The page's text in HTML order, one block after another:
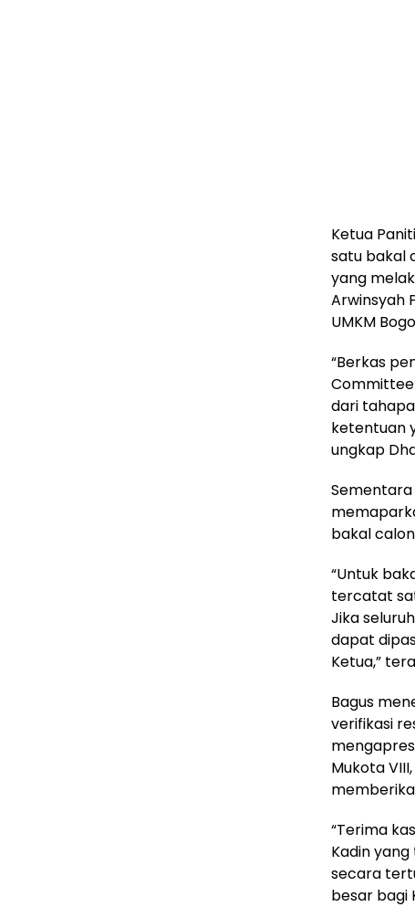
Ketua
satu bakal
yang
Arwinsyah
UMKM
“Berkas
Committee
dari
ketentuan
ungkap
Sementara
bakal
“Untuk
tercatat
Jika
dapat
Ketua,”
Bagus
verifikasi
Mukota
“Terima
Kadin
secara
besar bagi